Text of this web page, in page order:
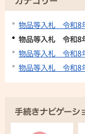
物品等入札 令和8
物品等入札 令和8
物品等入札 令和8
物品等入札 令和8
手続きナビゲーシ